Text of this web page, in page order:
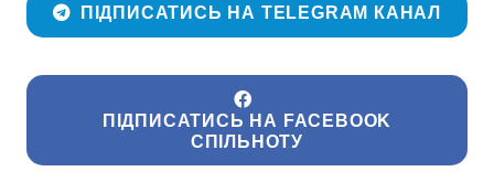
ПІДПИСАТИСЬ НА TELEGRAM КАНАЛ
ПІДПИСАТИСЬ НА FACEBOOK
СПІЛЬНОТУ